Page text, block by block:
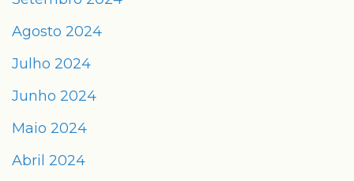
Agosto 2024
Julho 2024
Junho 2024
Maio 2024
Abril 2024